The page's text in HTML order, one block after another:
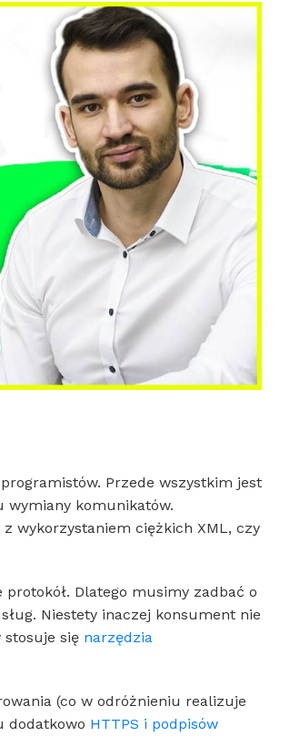
Przede wszystkim jest
wymiany komunikatów.
wykorzystaniem ciężkich XML, czy
Dlatego musimy zadbać o
Niestety inaczej konsument nie
stosuje się narzędzia
(co w odróżnieniu realizuje
dodatkowo HTTPS i podpisów